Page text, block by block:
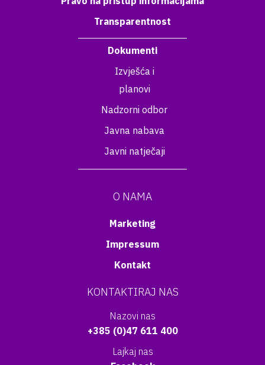
Transparentnost
Dokumenti
Izvješća i
planovi
Nadzorni odbor
Javna nabava
Javni natječaji
O NAMA
Marketing
Impressum
Kontakt
KONTAKTIRAJ NAS
Nazovi nas
+385 (0)47 611 400
Lajkaj nas